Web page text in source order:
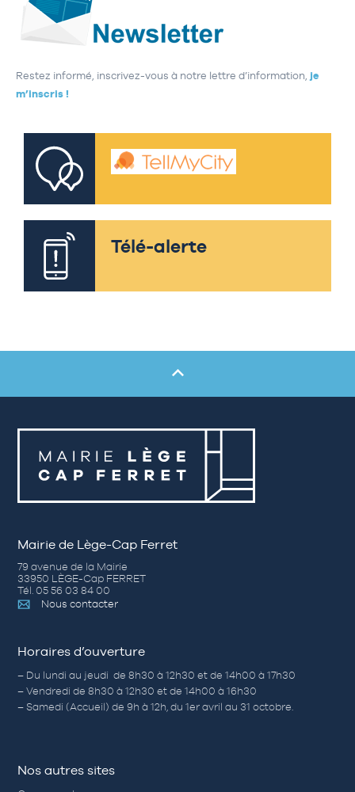
Restez informé, inscrivez-vous à notre lettre d’information, je
m’inscris !
Télé-alerte
Mairie de Lège-Cap Ferret
79 avenue de la Mairie
33950 LÈGE-Cap FERRET
Tél. 05 56 03 84 00
Nous contacter
Horaires d’ouverture
– Du lundi au jeudi de 8h30 à 12h30 et de 14h00 à 17h30
– Vendredi de 8h30 à 12h30 et de 14h00 à 16h30
– Samedi (Accueil) de 9h à 12h, du 1er avril au 31 octobre.
Nos autres sites